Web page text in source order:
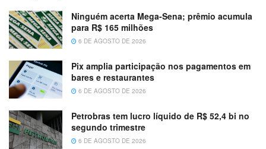
Ninguém acerta Mega-Sena; prêmio acumula
para R$ 165 milhões
6 DE AGOSTO DE 2026
Pix amplia participação nos pagamentos em
bares e restaurantes
6 DE AGOSTO DE 2026
Petrobras tem lucro líquido de R$ 52,4 bi no
segundo trimestre
6 DE AGOSTO DE 2026